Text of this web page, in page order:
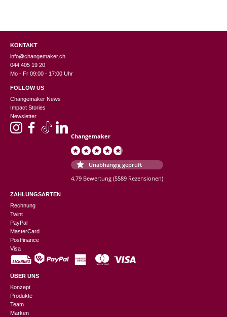
KONTAKT
info@changemaker.ch
044 405 19 20
Mo - Fr 09:00 - 17:00 Uhr
FOLLOW US
Changemaker News
Impact Stories
Newsletter
Changemaker
Unabhängig geprüft
4.79 Bewertung (5589 Rezensionen)
ZAHLUNGSARTEN
Rechnung
Twint
PayPal
MasterCard
Postfinance
Visa
ÜBER UNS
Konzept
Produkte
Team
Marken